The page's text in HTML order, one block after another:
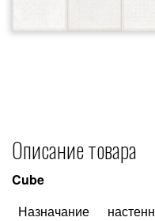
Описание товара
Cube
Назначание